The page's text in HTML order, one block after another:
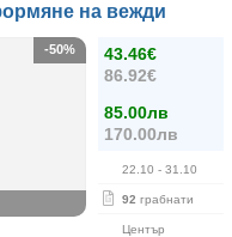
на вежди
43.46€
86.92€
85.00лв
170.00лв
22.10 - 31.10
92 грабнати
Център
-50%